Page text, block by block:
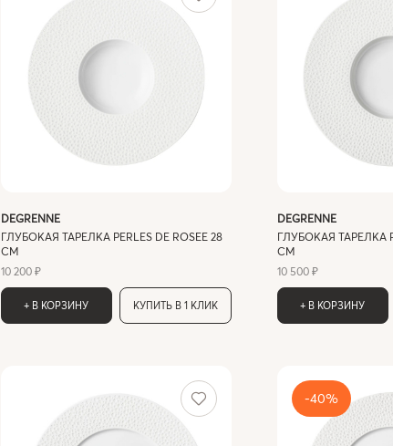
DEGRENNE
ГЛУБОКАЯ ТАРЕЛКА PERLES DE ROSEE 28
СМ
10 200 ₽
+ В КОРЗИНУ КУПИТЬ В 1 КЛИК
DEGRENNE
ГЛУБОКАЯ ТАРЕЛКА
СМ
10 500 ₽
+ В КОРЗИНУ
-40%